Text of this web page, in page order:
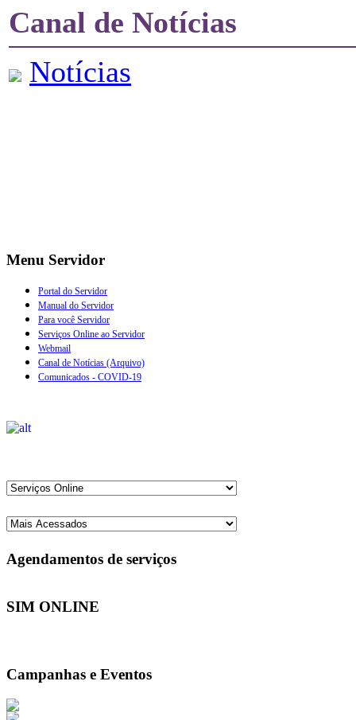
Canal de Notícias
Notícias
Menu Servidor
Portal do Servidor
Manual do Servidor
Para você Servidor
Serviços Online ao Servidor
Webmail
Canal de Notícias (Arquivo)
Comunicados - COVID-19
Agendamentos de serviços
SIM ONLINE
Campanhas e Eventos